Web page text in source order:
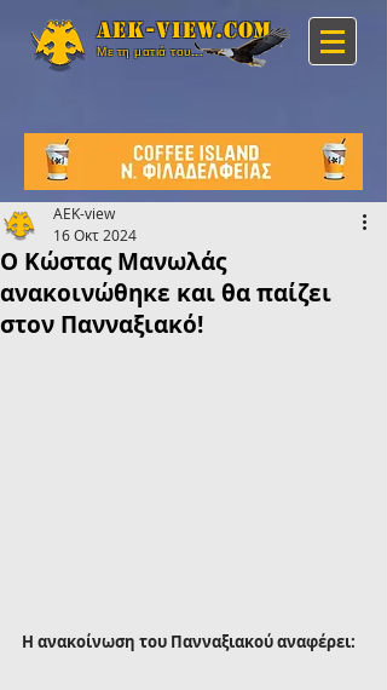
Aek-view.com
Με τη ματιά του...
Ο Κώστας Μανωλάς
ανακοινώθηκε και θα παίζει
στον Πανναξιακό!
AEK-view
16 Οκτ 2024
Η ανακοίνωση του Πανναξιακού αναφέρει: